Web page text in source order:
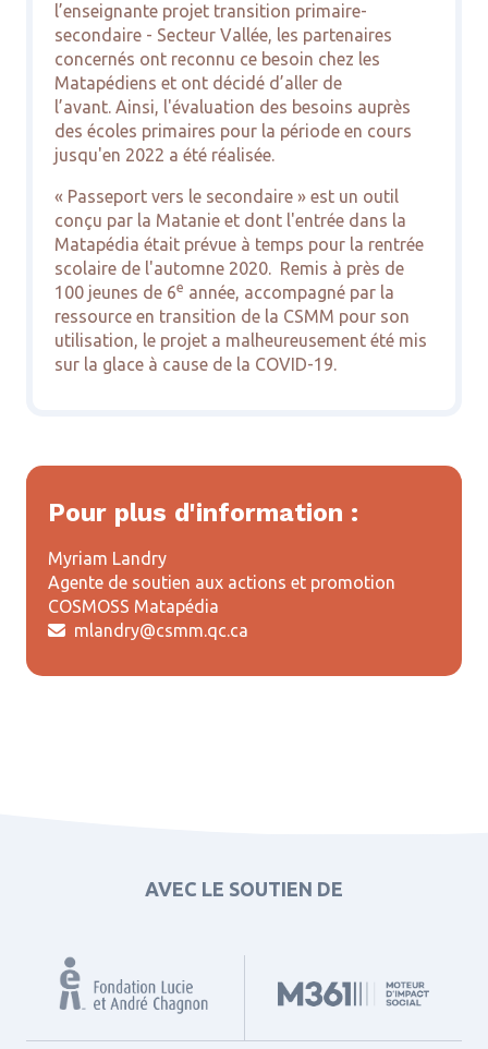
l’enseignante projet transition primaire-
secondaire - Secteur Vallée, les partenaires
concernés ont reconnu ce besoin chez les
Matapédiens et ont décidé d’aller de
l’avant. Ainsi, l'évaluation des besoins auprès
des écoles primaires pour la période en cours
jusqu'en 2022 a été réalisée.
« Passeport vers le secondaire » est un outil
conçu par la Matanie et dont l'entrée dans la
Matapédia était prévue à temps pour la rentrée
scolaire de l'automne 2020. Remis à près de
100 jeunes de 6e année, accompagné par la
ressource en transition de la CSMM pour son
utilisation, le projet a malheureusement été mis
sur la glace à cause de la COVID-19.
Pour plus d'information :
Myriam Landry
Agente de soutien aux actions et promotion
COSMOSS Matapédia
mlandry@csmm.qc.ca
AVEC LE SOUTIEN DE